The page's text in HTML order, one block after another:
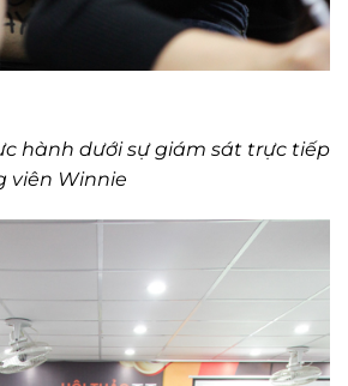
hành dưới sự giám sát trực tiếp
viên Winnie